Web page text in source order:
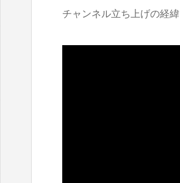
チャンネル立ち上げの経緯